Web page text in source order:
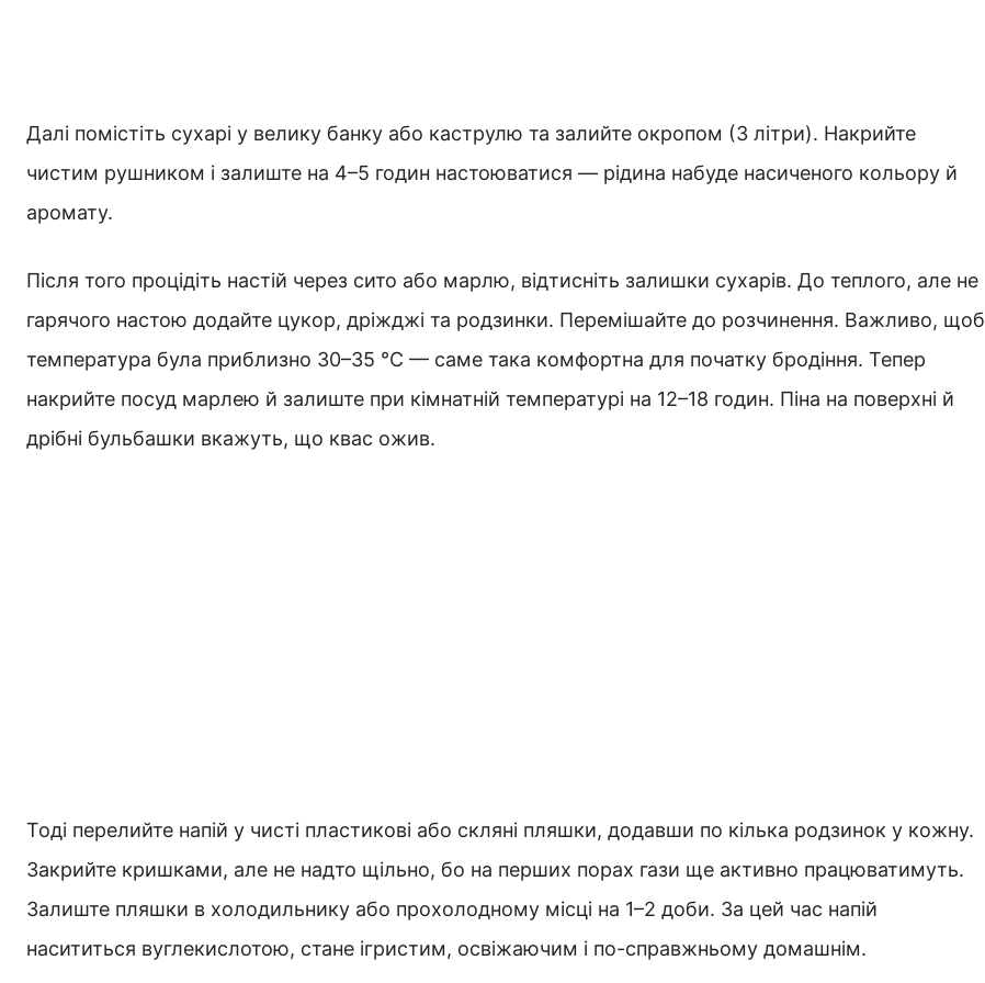
Далі помістіть сухарі у велику банку або каструлю та залийте окропом (3 літри). Накрийте
чистим рушником і залиште на 4–5 годин настоюватися — рідина набуде насиченого кольору й
аромату.
Після того процідіть настій через сито або марлю, відтисніть залишки сухарів. До теплого, але не
гарячого настою додайте цукор, дріжджі та родзинки. Перемішайте до розчинення. Важливо, щоб
температура була приблизно 30–35 °C — саме така комфортна для початку бродіння. Тепер
накрийте посуд марлею й залиште при кімнатній температурі на 12–18 годин. Піна на поверхні й
дрібні бульбашки вкажуть, що квас ожив.
Тоді перелийте напій у чисті пластикові або скляні пляшки, додавши по кілька родзинок у кожну.
Закрийте кришками, але не надто щільно, бо на перших порах гази ще активно працюватимуть.
Залиште пляшки в холодильнику або прохолодному місці на 1–2 доби. За цей час напій
насититься вуглекислотою, стане ігристим, освіжаючим і по-справжньому домашнім.